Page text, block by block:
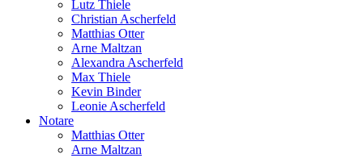
Lutz Thiele
Christian Ascherfeld
Matthias Otter
Arne Maltzan
Alexandra Ascherfeld
Max Thiele
Kevin Binder
Leonie Ascherfeld
Notare
Matthias Otter
Arne Maltzan